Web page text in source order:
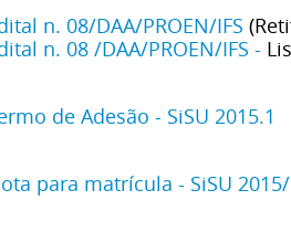
n. 08/DAA/PROEN/IFS
n. 08 /DAA/PROEN/IFS -
de Adesão - SiSU 2015.1
para matrícula - SiSU 2015/